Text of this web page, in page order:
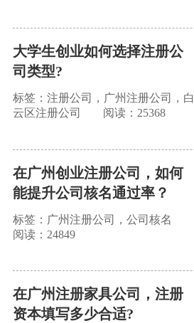
大学生创业如何选择注册公
司类型?
标签：注册公司，广州注册公司，白
云区注册公司
阅读：25368
在广州创业注册公司，如何
能提升公司核名通过率？
标签：广州注册公司，公司核名
阅读：24849
在广州注册家具公司，注册
资本填写多少合适?